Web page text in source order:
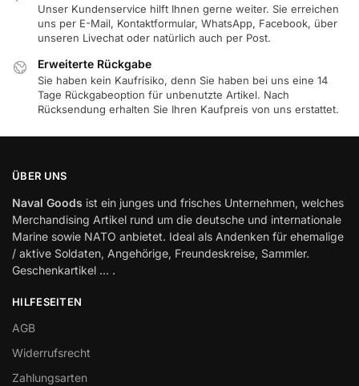
Unser Kundenservice hilft Ihnen gerne weiter. Sie erreichen
uns per E-Mail, Kontaktformular, WhatsApp, Facebook, über
unseren Livechat oder natürlich auch per Post.
Erweiterte Rückgabe
Sie haben kein Kaufrisiko, denn Sie haben bei uns eine 14
Tage Rückgabeoption für unbenutzte Artikel. Nach
Rücksendung erhalten Sie Ihren Kaufpreis von uns erstattet.
ÜBER UNS
Naval Goods ist ein junges und frisches Unternehmen, welches
Merchandising Artikel rund um die deutsche und internationale
Marine sowie NATO anbietet. Ideal als Andenken für ehemalige
/ aktive Soldaten, Angehörige, Freundeskreise, Sammler.
Geschenkartikel … .
HILFESEITEN
AGB
Widerrufsrecht
Zahlungsarten